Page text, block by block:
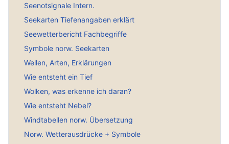
Seenotsignale Intern.
Seekarten Tiefenangaben erklärt
Seewetterbericht Fachbegriffe
Symbole norw. Seekarten
Wellen, Arten, Erklärungen
Wie entsteht ein Tief
Wolken, was erkenne ich daran?
Wie entsteht Nebel?
Windtabellen norw. Übersetzung
Norw. Wetterausdrücke + Symbole